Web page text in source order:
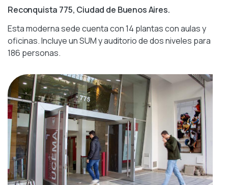
Reconquista 775, Ciudad de Buenos Aires.
Esta moderna sede cuenta con 14 plantas con aulas y
oficinas. Incluye un SUM y auditorio de dos niveles para
186 personas.